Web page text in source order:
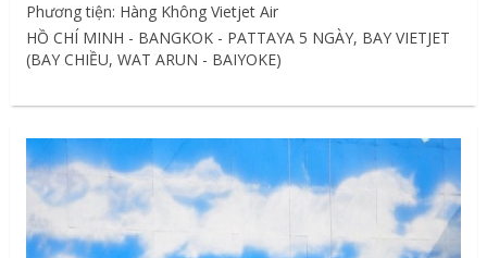
Phương tiện: Hàng Không Vietjet Air
HỒ CHÍ MINH - BANGKOK - PATTAYA 5 NGÀY, BAY VIETJET
(BAY CHIỀU, WAT ARUN - BAIYOKE)